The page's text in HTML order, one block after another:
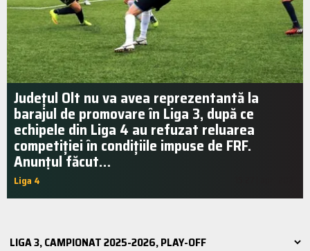
Județul Olt nu va avea reprezentantă la
barajul de promovare în Liga 3, după ce
echipele din Liga 4 au refuzat reluarea
competiției în condițiile impuse de FRF.
Anunțul făcut…
Liga 4